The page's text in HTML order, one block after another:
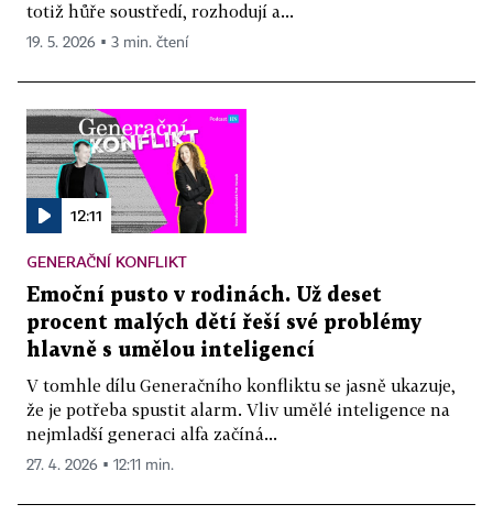
totiž hůře soustředí, rozhodují a...
19. 5. 2026 ▪ 3 min. čtení
12:11
GENERAČNÍ KONFLIKT
Emoční pusto v rodinách. Už deset
procent malých dětí řeší své problémy
hlavně s umělou inteligencí
V tomhle dílu Generačního konfliktu se jasně ukazuje,
že je potřeba spustit alarm. Vliv umělé inteligence na
nejmladší generaci alfa začíná...
27. 4. 2026 ▪ 12:11 min.